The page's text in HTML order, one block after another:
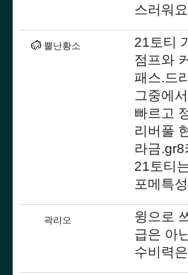
스러워
뿔난황소
21토티
점프와
패스.드
그중에
빠르고
리버풀
라금
21토티
포메특
곽리오
윙으로
급은 아
수비력